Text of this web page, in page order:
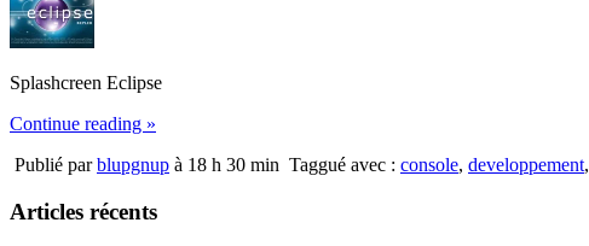
Splashcreen Eclipse
Continue reading »
Publié parblupgnup à 18 h 30 min Taggué avec : console, developpement,
Articles récents